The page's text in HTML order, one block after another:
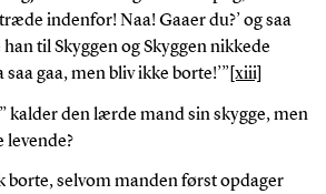
indenfor! Naa! Gaaer du?’ og saa
til Skyggen og Skyggen nikkede
saa gaa, men bliv ikke borte!’” [xiii]
kalder den lærde mand sin skygge, men
levende?
borte, selvom manden først opdager